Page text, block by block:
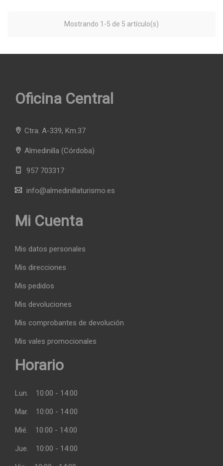
Mostrando 1-5 de 5 artículo(s)
Oficina Central
Ctra. A-339, Km.37
Almedinilla (Córdoba)
957 703317
info@almedinillaturismo.es
Mi Cuenta
Mis datos personales
Mis direcciones
Mis pedidos
Mis devoluciones
Mis comprobantes de devolución
Mis vales promocionales
Horario
Lun. 10:00 - 14:00
Mar. 10:00 - 14:00
Mié. 10:00 - 14:00
Jue. 10:00 - 14:00